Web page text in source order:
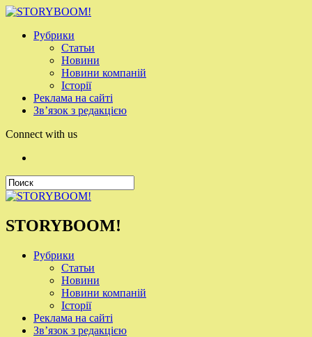
Рубрики
Статьи
Новини
Новини компаній
Історії
Реклама на сайті
Зв’язок з редакцією
Connect with us
STORYBOOM!
Рубрики
Статьи
Новини
Новини компаній
Історії
Реклама на сайті
Зв’язок з редакцією